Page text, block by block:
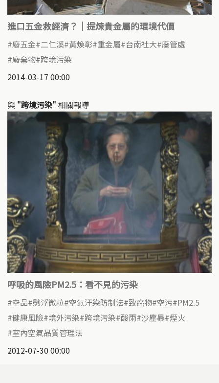
進口五金救經濟？｜提煉貴金屬的環境代價
廢五金 二仁溪 黃煥彰 重金屬 台南社大 廢管處
廢棄物 跨境污染
2014-03-17 00:00
與 "跨境污染" 相關報導
呼吸的風險PM2.5：看不見的污染
空品 懸浮微粒 空氣汙染防制法 致癌物 空污 PM2.5
健康風險 境外污染 跨境污染 酸雨 沙塵暴 煙火
室內空氣品質管理法
2012-07-30 00:00